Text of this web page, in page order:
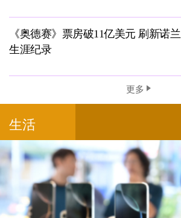
《奥德赛》票房破11亿美元 刷新诺兰
生涯纪录
更多
生活